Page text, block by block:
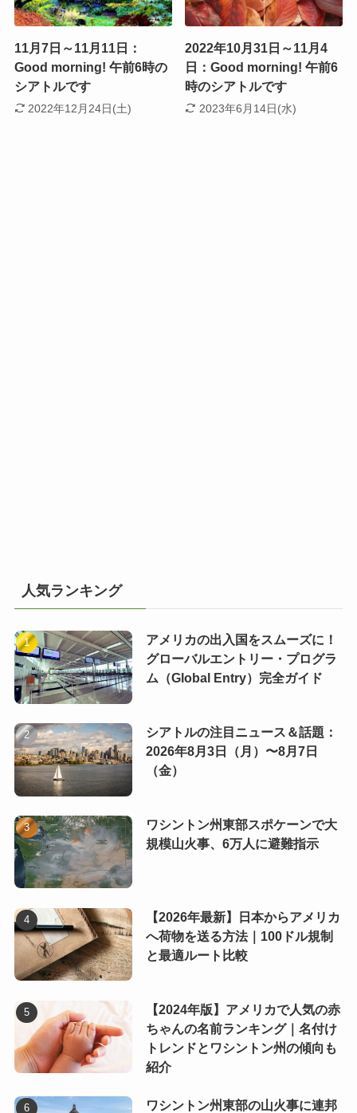
11月7日～11月11日：
Good morning! 午前6時の
シアトルです
2022年12月24日(土)
2022年10月31日～11月4
日：Good morning! 午前6
時のシアトルです
2023年6月14日(水)
人気ランキング
アメリカの出入国をスムーズに！
グローバルエントリー・プログラ
ム（Global Entry）完全ガイド
シアトルの注目ニュース＆話題：
2026年8月3日（月）〜8月7日
（金）
ワシントン州東部スポケーンで大
規模山火事、6万人に避難指示
【2026年最新】日本からアメリカ
へ荷物を送る方法｜100ドル規制
と最適ルート比較
【2024年版】アメリカで人気の赤
ちゃんの名前ランキング｜名付け
トレンドとワシントン州の傾向も
紹介
ワシントン州東部の山火事に連邦